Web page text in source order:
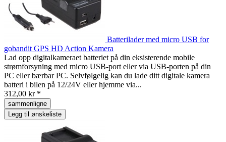
Batterilader med micro USB for
gobandit GPS HD Action Kamera
Lad opp digitalkameraet batteriet på din eksisterende mobile
strømforsyning med micro USB-port eller via USB-porten på din
PC eller bærbar PC. Selvfølgelig kan du lade ditt digitale kamera
batteri i bilen på 12/24V eller hjemme via...
312,00 kr *
sammenligne
Legg til ønskeliste